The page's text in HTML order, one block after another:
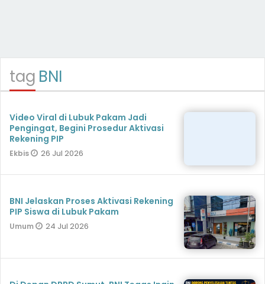
tag BNI
Video Viral di Lubuk Pakam Jadi
Pengingat, Begini Prosedur Aktivasi
Rekening PIP
Ekbis 26 Jul 2026
BNI Jelaskan Proses Aktivasi Rekening
PIP Siswa di Lubuk Pakam
Umum 24 Jul 2026